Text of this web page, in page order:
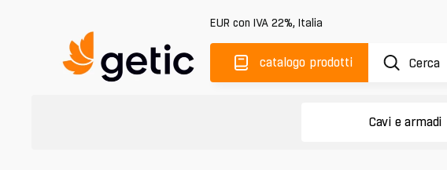
EUR con IVA 22%, Italia
catalogo prodotti
Cavi e armadi